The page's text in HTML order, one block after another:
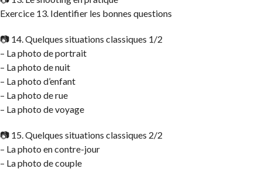
Exercice 13. Identifier les bonnes questions
📷 14. Quelques situations classiques 1/2
– La photo de portrait
– La photo de nuit
– La photo d’enfant
– La photo de rue
– La photo de voyage
📷 15. Quelques situations classiques 2/2
– La photo en contre-jour
– La photo de couple